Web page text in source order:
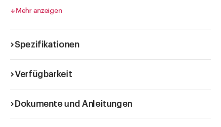
Artikel mit Gradierung sind nicht amtlich geeicht.
Mehr anzeigen
Spezifikationen
Verfügbarkeit
Dokumente und Anleitungen